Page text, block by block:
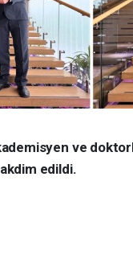
ve
edildi.